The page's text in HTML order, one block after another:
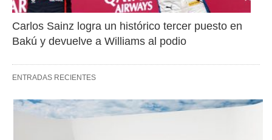
Carlos Sainz logra un histórico tercer puesto en
Bakú y devuelve a Williams al podio
ENTRADAS RECIENTES